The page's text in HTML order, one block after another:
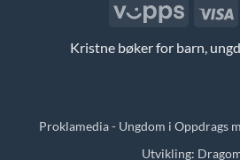
Kristne bøker for barn,
Vipps
Proklamedia - Ungdom i Oppdrags
Utvikling: